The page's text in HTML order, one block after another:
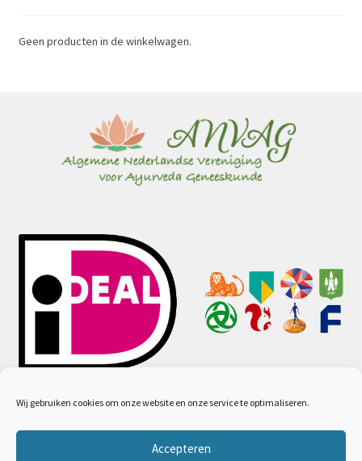
Wij gebruiken cookies om onze website en onze service te optimaliseren.
Accepteren
Geen producten in de winkelwagen.